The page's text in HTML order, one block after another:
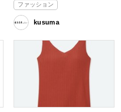
ファッション
kusuma